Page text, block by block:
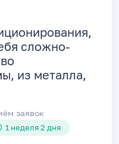
сложно-
из металла,
заявок
1 неделя 2 дня